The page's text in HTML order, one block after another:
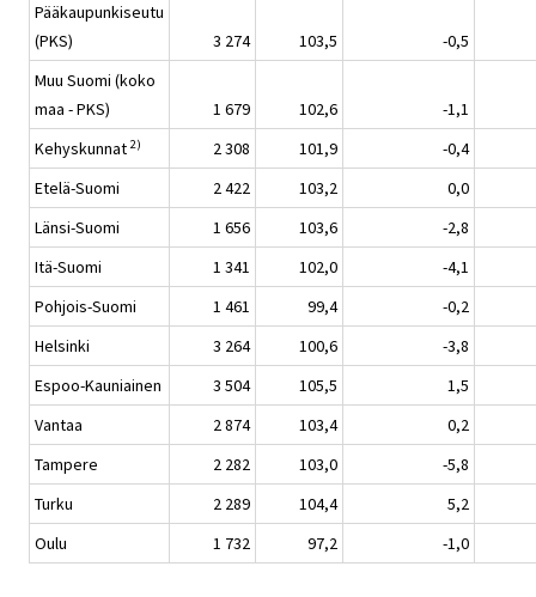
Pääkaupunkiseutu
(PKS)
3 274 103,5
-0,5
Muu Suomi (koko
maa - PKS)
1 679 102,6
-1,1
Kehyskunnat 2) 2 308 101,9
-0,4
Etelä-Suomi
2 422 103,2
0,0
Länsi-Suomi
1 656 103,6
-2,8
Itä-Suomi
1 341 102,0
-4,1
Pohjois-Suomi
1 461 99,4
-0,2
Helsinki
3 264 100,6
-3,8
Espoo-Kauniainen
3 504 105,5
1,5
Vantaa
2 874 103,4
0,2
Tampere
2 282 103,0
-5,8
Turku
2 289 104,4
5,2
Oulu
1 732 97,2 -1,0